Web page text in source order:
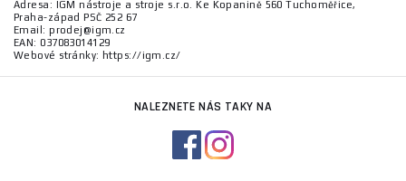
Adresa: IGM nástroje a stroje s.r.o. Ke Kopanině 560 Tuchoměřice,
Praha-západ PSČ 252 67
Email: prodej@igm.cz
EAN: 037083014129
Webové stránky: https://igm.cz/
NALEZNETE NÁS TAKY NA